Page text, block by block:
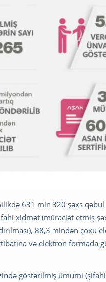
631 min 320 şəxs
xidmət (müraciət etmiş
88,3 mindən çoxu
və elektron formada
göstərilmiş ümumi (şifahi